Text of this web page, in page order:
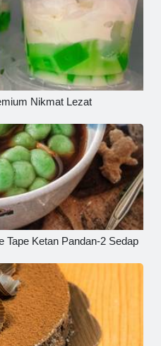
Nikmat Lezat
Tape Ketan Pandan-2 Sedap